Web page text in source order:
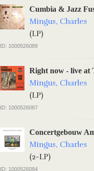
Cumbia & Jazz
Mingus, Charles
(LP)
ID: 1000526089
Right now - live at
Mingus, Charles
(LP)
ID: 1000526087
Concertgebouw
Mingus, Charles
(2-LP)
ID: 1000526084